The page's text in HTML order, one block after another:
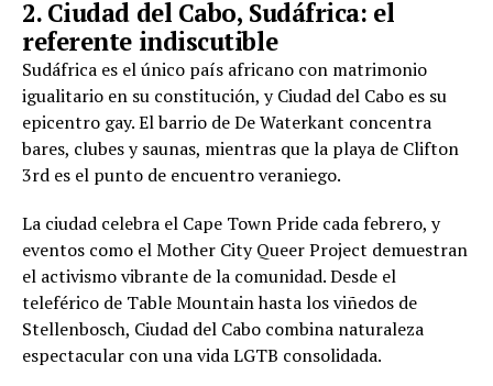
2. Ciudad del Cabo, Sudáfrica: el
referente indiscutible
Sudáfrica es el único país africano con matrimonio
igualitario en su constitución, y Ciudad del Cabo es su
epicentro gay. El barrio de De Waterkant concentra
bares, clubes y saunas, mientras que la playa de Clifton
3rd es el punto de encuentro veraniego.
La ciudad celebra el Cape Town Pride cada febrero, y
eventos como el Mother City Queer Project demuestran
el activismo vibrante de la comunidad. Desde el
teleférico de Table Mountain hasta los viñedos de
Stellenbosch, Ciudad del Cabo combina naturaleza
espectacular con una vida LGTB consolidada.